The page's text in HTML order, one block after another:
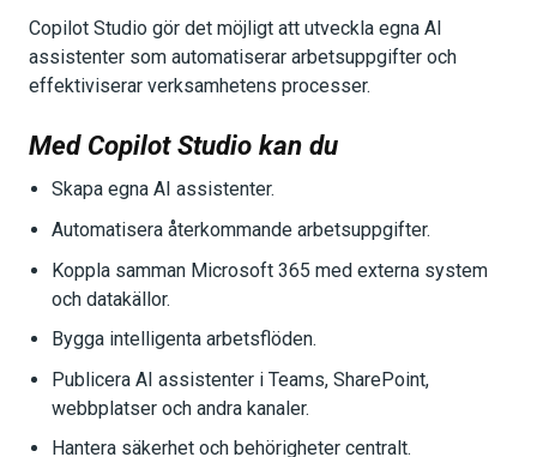
Copilot Studio gör det möjligt att utveckla egna AI
assistenter som automatiserar arbetsuppgifter och
effektiviserar verksamhetens processer.
Med Copilot Studio kan du
Skapa egna AI assistenter.
Automatisera återkommande arbetsuppgifter.
Koppla samman Microsoft 365 med externa system
och datakällor.
Bygga intelligenta arbetsflöden.
Publicera AI assistenter i Teams, SharePoint,
webbplatser och andra kanaler.
Hantera säkerhet och behörigheter centralt.